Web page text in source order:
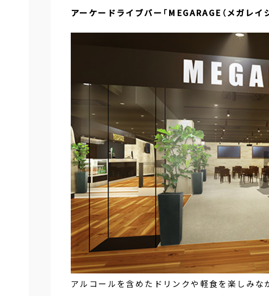
アーケードライブバー「MEGARAGE（メガレイジ
アルコールを含めたドリンクや軽食を楽しみな